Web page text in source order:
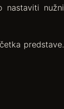
nastaviti nužni
predstave.